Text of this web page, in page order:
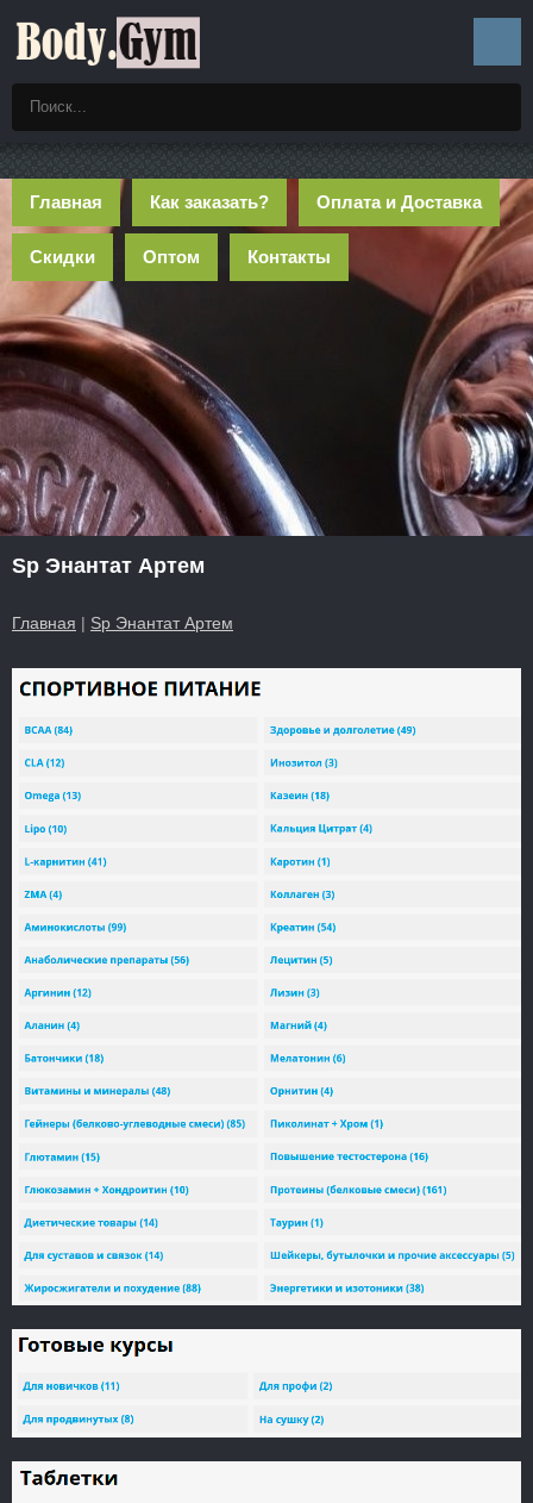
Главная Как заказать? Оплата и Доставка
Скидки Оптом Контакты
Sp Энантат Артем
Главная | Sp Энантат Артем